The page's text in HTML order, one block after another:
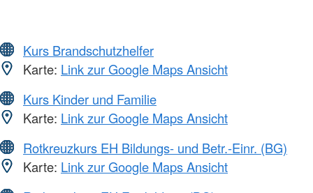
Kurs Brandschutzhelfer
Karte: Link zur Google Maps Ansicht
Kurs Kinder und Familie
Karte: Link zur Google Maps Ansicht
Rotkreuzkurs EH Bildungs- und Betr.-Einr. (BG)
Karte: Link zur Google Maps Ansicht